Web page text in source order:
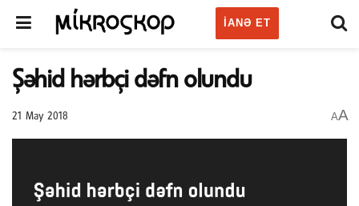
IANƏ ET
Şəhid hərbçi dəfn olundu
21 May 2018 AA